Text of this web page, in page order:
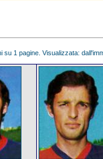
su 1 pagine. Visualizzata: